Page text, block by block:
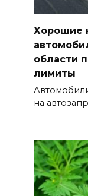
Хорошие
области
лимиты
на